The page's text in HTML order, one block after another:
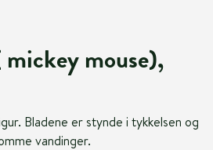
mouse),
Bladene er stynde i tykkelsen og
vandinger.